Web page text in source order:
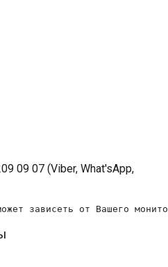
09 07 (Viber, What'sApp,
зависеть от Вашего